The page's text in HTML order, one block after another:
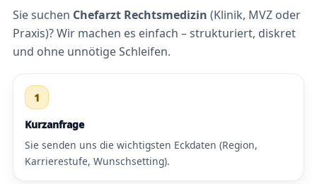
Sie suchen Chefarzt Rechtsmedizin (Klinik, MVZ oder
Praxis)? Wir machen es einfach – strukturiert, diskret
und ohne unnötige Schleifen.
1
Kurzanfrage
Sie senden uns die wichtigsten Eckdaten (Region,
Karrierestufe, Wunschsetting).